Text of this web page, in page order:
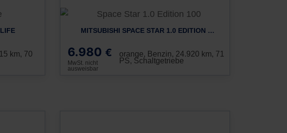
km, 70
MITSUBISHI SPACE STAR 1.0 EDITION 100
6.980 €
MwSt. nicht
ausweisbar
orange, Benzin, 24.920 km, 71
PS, Schaltgetriebe